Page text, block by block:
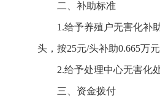
二、补助标准
1.给予养殖户无害化补
头，按25元/头补助0.665万
2.给予处理中心无害化
三、资金拨付